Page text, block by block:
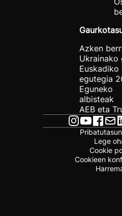
Azken
Ukrainako
Euskadiko
egutegia
Eguneko
albisteak
AEB eta
Lege
Cookie
Cookieen